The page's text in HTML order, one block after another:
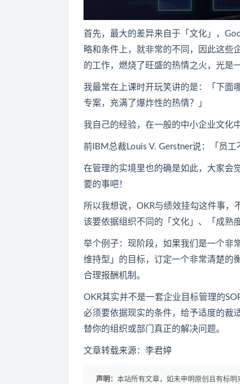
首先，最大的差异来自于「文化」，
略和条件上，就非常的不同，因此这些
的工作，燃烧了旺盛的热情之火，光是
我最常在上课时开玩笑讲的是：「下面
专案，充满了爆炸性的热情？」
我自己的经验，在一般的中小企业文化
前IBM总裁Louis V. Gerstner说：「员
在管理的实境里也的确是如此，大家会
要的事吧！
所以我想说，OKR与绩效挂勾这件事，
该要依据组织不同的「文化」、「成熟
举个例子：现阶段，如果我们是一个非
维持型」的目标，订定一个非常清楚的
合理报酬机制。
OKR其实并不是一套企业目标管理的
必须要依据现实的条件，给予适度的裁
替你的组织或部门真正的解决问题。
文章转载来源：李君婷
声明： 本站所有文章，如未申明原创且有标